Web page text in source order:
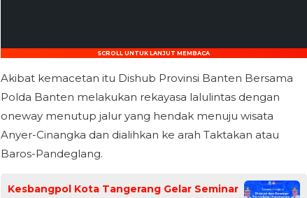
SCROLL UNTUK LANJUT MEMBACA
Akibat kemacetan itu Dishub Provinsi Banten Bersama
Polda Banten melakukan rekayasa lalulintas dengan
oneway menutup jalur yang hendak menuju wisata
Anyer-Cinangka dan dialihkan ke arah Taktakan atau
Baros-Pandeglang.
Kesbangpol Kota Tangerang Gelar Seminar